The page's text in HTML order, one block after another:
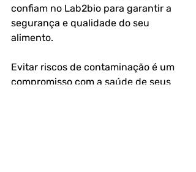
confiam no Lab2bio para garantir a
segurança e qualidade do seu
alimento.
Evitar riscos de contaminação é um
compromisso com a saúde de seus